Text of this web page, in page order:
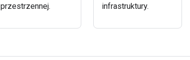
przestrzennej.
infrastruktury.